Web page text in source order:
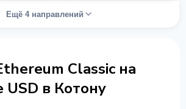
Ещё 4 направлений
Classic на
в Котону